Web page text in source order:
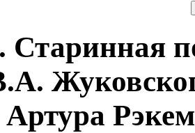
Старинная
Артура